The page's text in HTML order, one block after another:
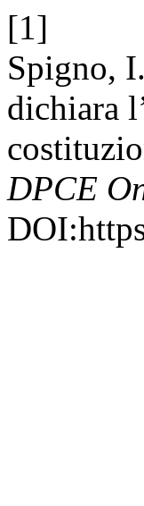
[1]
Spigno,
dichiara
DPCE